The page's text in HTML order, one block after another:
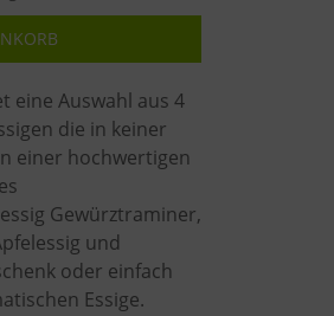
eine Auswahl aus 4
die in keiner
einer hochwertigen
Gewürztraminer,
und
oder einfach
Essige.